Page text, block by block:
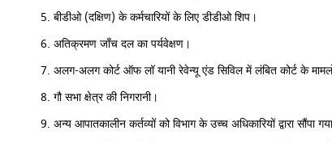
बीडीओ (दक्षिण) के कर्मचारियों के लिए डीडीओ शिप।
अतिक्रमण जाँच दल का पर्यवेक्षण।
अलग-अलग कोर्ट ऑफ लॉ यानी रेवेन्यू एंड सिविल में लंबित कोर्ट के
गौ सभा क्षेत्र की निगरानी।
अन्य आपातकालीन कर्तव्यों को विभाग के उच्च अधिकारियों द्वारा